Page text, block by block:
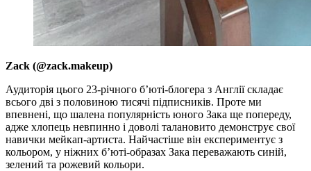
Zack (@zack.makeup)
Аудиторія цього 23-річного б’юті-блогера з Англії складає
всього дві з половиною тисячі підписників. Проте ми
впевнені, що шалена популярність юного Зака ще попереду,
адже хлопець невпинно і доволі талановито демонструє свої
навички мейкап-артиста. Найчастіше він експериментує з
кольором, у ніжних б’юті-образах Зака переважають синій,
зелений та рожевий кольори.